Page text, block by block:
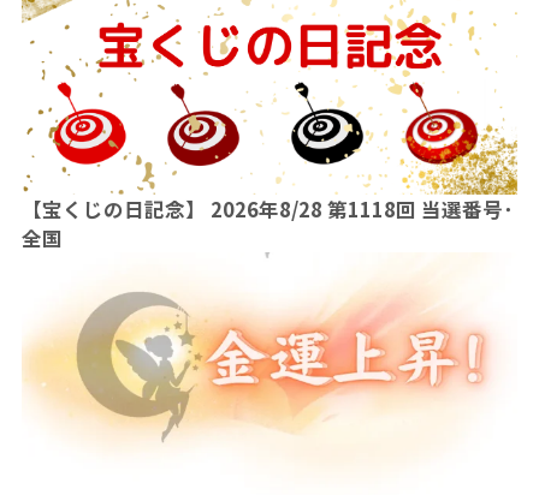
【宝くじの日記念】 2026年8/28 第1118回 当選番号･
全国